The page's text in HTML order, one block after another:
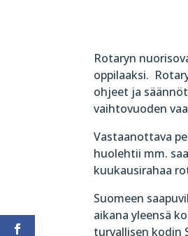
Rotaryn
oppilaaksi.
ohjeet ja
vaihtovuoden
Vastaanottava
huolehtii mm.
kuukausirahaa
Suomeen
aikana yleensä
turvallisen kodin